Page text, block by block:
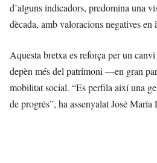
d’alguns indicadors, predomina una
dècada, amb valoracions negatives
Aquesta bretxa es reforça per un
depèn més del patrimoni —en gran
mobilitat social. “Es perfila així una
de progrés”, ha assenyalat José